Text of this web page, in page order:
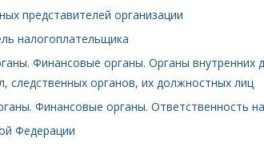
представителей организации
налогоплательщика
Финансовые органы. Органы внутренних
следственных органов, их должностных лиц
Финансовые органы. Ответственность
Федерации